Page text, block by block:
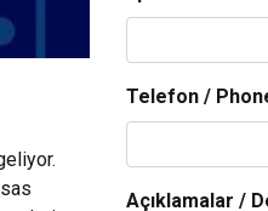
Telefon /
Açıklamalar /